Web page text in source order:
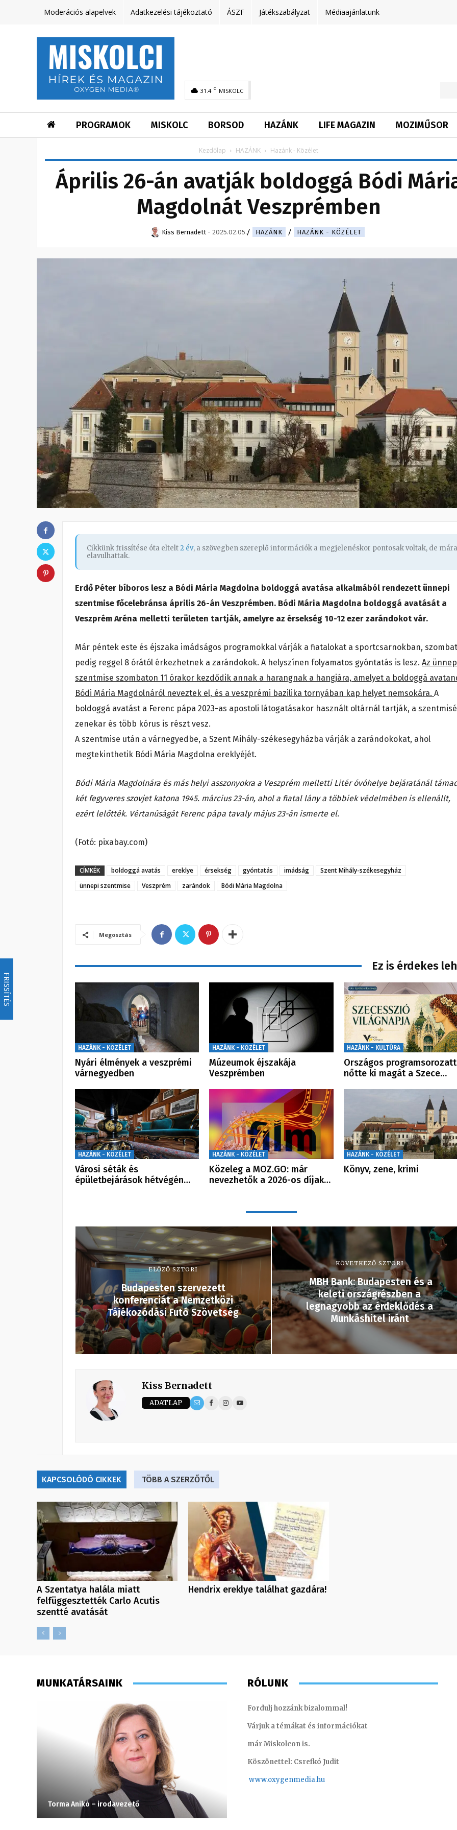
FRISSÍTÉS
Moderációs alapelvek Adatkezelési tájékoztató ÁSZF Játékszabályzat Médiaajánlatunk
31.4 C MISKOLC
PROGRAMOK MISKOLC BORSOD HAZÁNK LIFE MAGAZIN MOZIMŰSOR
Kezdőlap HAZÁNK Hazánk - Közélet
Április 26-án avatják boldoggá Bódi
Magdolnát Veszprémben
Kiss Bernadett - 2025.02.05. HAZÁNK HAZÁNK - KÖZÉLET
Cikkünk frissítése óta eltelt2 év, a szövegben szereplő információk a megjelenéskor pontosak voltak, de mára
elavulhattak.
Erdő Péter bíboros lesz a Bódi Mária Magdolna boldoggá avatása alkalmából rendezett ünnepi
szentmise főcelebránsa április 26-án Veszprémben. Bódi Mária Magdolna boldoggá avatását a
Veszprém Aréna melletti területen tartják, amelyre az érsekség 10-12 ezer zarándokot vár.
Már péntek este és éjszaka imádságos programokkal várják a fiatalokat a sportcsarnokban,
pedig reggel 8 órától érkezhetnek a zarándokok. A helyszínen folyamatos gyóntatás is lesz. Az
szentmise szombaton 11 órakor kezdődik annak a harangnak a hangjára, amelyet a boldoggá
Bódi Mária Magdolnáról neveztek el, és a veszprémi bazilika tornyában kap helyet nemsokára. A
boldoggá avatást a Ferenc pápa 2023-as apostoli látogatásakor használt oltárnál tartják, a
zenekar és több kórus is részt vesz.
A szentmise után a várnegyedbe, a Szent Mihály-székesegyházba várják a zarándokokat, ahol
megtekinthetik Bódi Mária Magdolna ereklyéjét.
Bódi Mária Magdolnára és más helyi asszonyokra a Veszprém melletti Litér óvóhelye bejáratánál
két fegyveres szovjet katona 1945. március 23-án, ahol a fiatal lány a többiek védelmében is ellenállt,
ezért lelőtték. Vértanúságát Ferenc pápa tavaly május 23-án ismerte el.
(Fotó: pixabay.com)
CÍMKÉK boldoggá avatás ereklye érsekség gyóntatás imádság
Szent Mihály-székesegyház
ünnepi szentmise
Veszprém zarándok Bódi Mária Magdolna
Megosztás
Ez is érdekes
HAZÁNK - KÖZÉLET
Nyári élmények a veszprémi
várnegyedben
HAZÁNK - KÖZÉLET
Múzeumok éjszakája
Veszprémben
HAZÁNK - KULTÚRA
Országos
nőtte ki magát a Szece…
HAZÁNK - KÖZÉLET
Városi séták és
épületbejárások hétvégén…
HAZÁNK - KÖZÉLET
Közeleg a MOZ.GO: már
nevezhetők a 2026-os díjak…
HAZÁNK - KÖZÉLET
Könyv, zene, krimi
ELŐZŐ SZTORI
Budapesten szervezett
konferenciát a Nemzetközi
Tájékozódási Futó Szövetség
KÖVETKEZŐ SZTORI
MBH Bank: Budapesten és a
keleti országrészben a
legnagyobb az érdeklődés a
Munkáshitel iránt
Kiss Bernadett
ADATLAP
KAPCSOLÓDÓ CIKKEK TÖBB A SZERZŐTŐL
A Szentatya halála miatt
felfüggesztették Carlo Acutis
szentté avatását
Hendrix ereklye találhat gazdára!
MUNKATÁRSAINK
Torma Anikó – irodavezető Tóth
RÓLUNK
Fordulj hozzánk bizalommal!
Várjuk a témákat és információkat
már Miskolcon is.
Köszönettel: Csrefkó Judit
www.oxygenmedia.hu